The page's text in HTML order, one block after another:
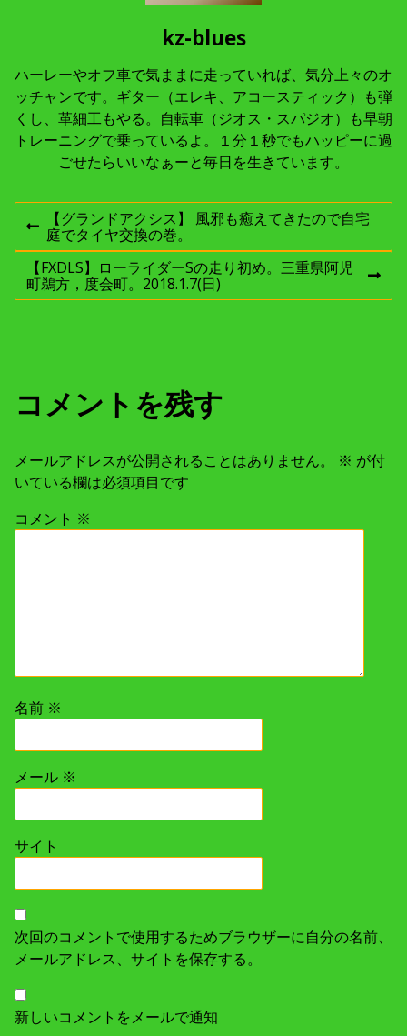
kz-blues
ハーレーやオフ車で気ままに走っていれば、気分上々のオ
ッチャンです。ギター（エレキ、アコースティック）も弾
くし、革細工もやる。自転車（ジオス・スパジオ）も早朝
トレーニングで乗っているよ。１分１秒でもハッピーに過
ごせたらいいなぁーと毎日を生きています。
投
稿
ナ
ゲ
シ
ョ
前
の
投
稿
:
【グランドアクシス】 風邪も癒えてきたので自宅
庭でタイヤ交換の巻。
次
の
【FXDLS】ローライダーSの走り初め。三重県阿児
町鵜方，度会町。2018.1.7(日)
コメントを残す
メールアドレスが公開されることはありません。 ※ が付
いている欄は必須項目です
コメント ※
名前 ※
メール ※
サイト
次回のコメントで使用するためブラウザーに自分の名前、
メールアドレス、サイトを保存する。
新しいコメントをメールで通知